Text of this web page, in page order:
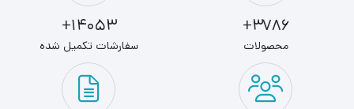
خواهد بود. رم کینگ مکس پیش رو، دارای فرکانس ۲۶۶۶
مگاهرتز است. هنگام
، بنا به نیاز و نوع سیستم،
مقدار مورد نظر خود را انتخاب نمائید.
3786+
محصولات
14053+
سفارشات تکمیل شده